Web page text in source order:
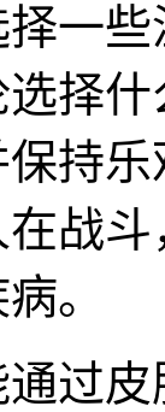
一
择
持
战
。
过